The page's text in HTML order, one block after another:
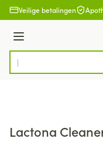
Ga naar de inhoud
Veilige betalingen
Menu
Product, merk,
Lactona